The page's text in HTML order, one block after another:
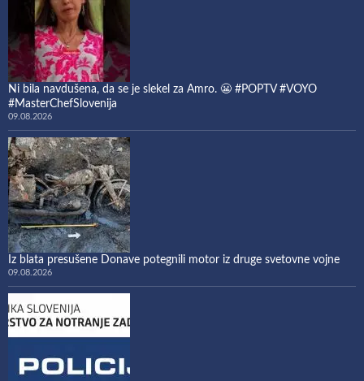
Ni bila navdušena, da se je slekel za Amro. 😬 #POPTV #VOYO
#MasterChefSlovenija
09.08.2026
Iz blata presušene Donave potegnili motor iz druge svetovne vojne
09.08.2026